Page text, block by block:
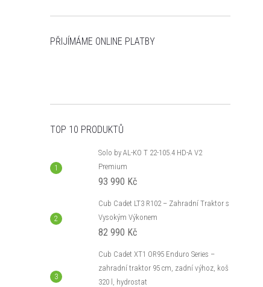
PŘIJÍMÁME ONLINE PLATBY
TOP 10 PRODUKTŮ
Solo by AL-KO T 22-105.4 HD-A V2
Premium
93 990 Kč
Cub Cadet LT3 R102 – Zahradní Traktor s
Vysokým Výkonem
82 990 Kč
Cub Cadet XT1 OR95 Enduro Series –
zahradní traktor 95 cm, zadní výhoz, koš
320 l, hydrostat